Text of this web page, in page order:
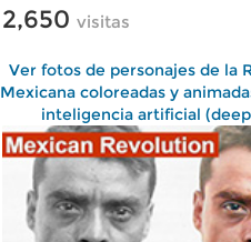
2,650 visitas
Ver fotos de personajes de la
Mexicana coloreadas y
inteligencia artificial